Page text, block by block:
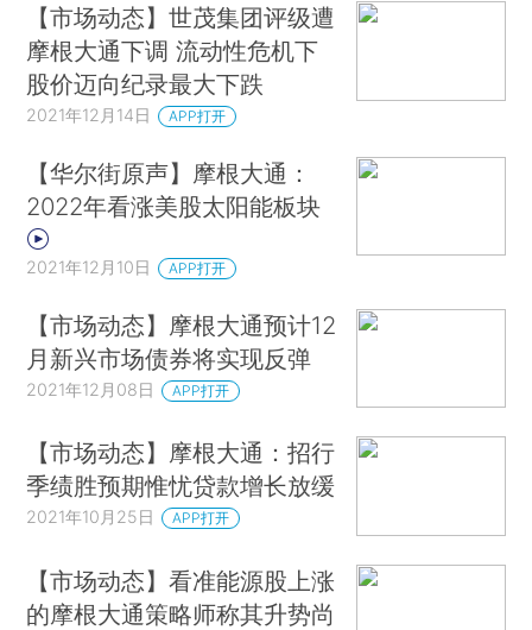
【市场动态】世茂集团评级遭
摩根大通下调 流动性危机下
股价迈向纪录最大下跌
2021年12月14日 APP打开
【华尔街原声】摩根大通：
2022年看涨美股太阳能板块
2021年12月10日 APP打开
【市场动态】摩根大通预计12
月新兴市场债券将实现反弹
2021年12月08日 APP打开
【市场动态】摩根大通：招行
季绩胜预期惟忧贷款增长放缓
2021年10月25日 APP打开
【市场动态】看准能源股上涨
的摩根大通策略师称其升势尚